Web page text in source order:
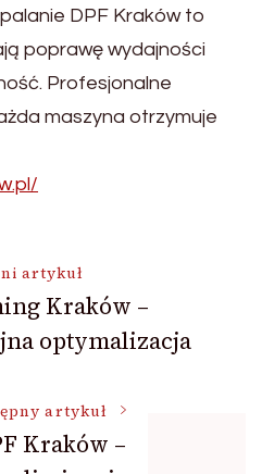
DPF Kraków to
poprawę wydajności
Profesjonalne
maszyna otrzymuje
artykuł
Kraków –
optymalizacja
artykuł
Kraków –